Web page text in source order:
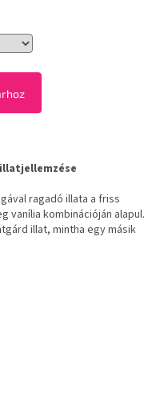
ragadó illata a friss
vanília kombinációján alapul.
illat, mintha egy másik